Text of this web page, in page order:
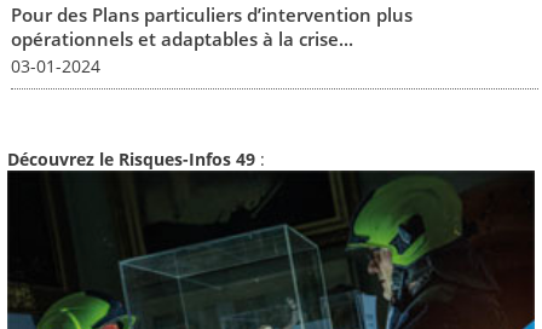
Pour des Plans particuliers d’intervention plus
opérationnels et adaptables à la crise...
03-01-2024
Découvrez le Risques-Infos 49 :